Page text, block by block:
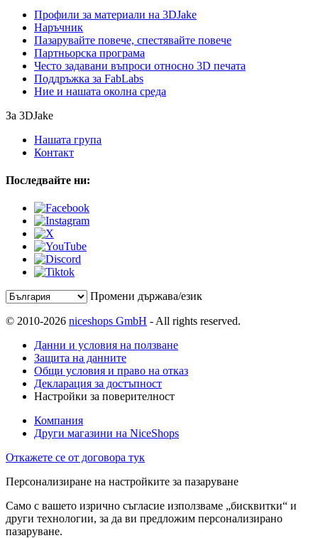
Профили за материали на 3DJake
Наръчник
Пазарувайте повече, спестявайте повече
Партньорска програма
Често задавани въпроси относно 3D печата
Поддръжка за FabLabs
Ние и нашата околна среда
За 3DJake
Нашата група
Контакт
Последвайте ни:
Промени държава/език
© 2010-2026 niceshops GmbH - All rights reserved.
Данни и условия на ползване
Защита на данните
Общи условия и право на отказ
Декларация за достъпност
Настройки за поверителност
Компания
Други магазини на NiceShops
Откажете се от договора тук
Персонализиране на настройките за пазаруване
Само с вашето изрично съгласие използваме „бисквитки“ и
други технологии, за да ви предложим персонализирано
пазаруване.